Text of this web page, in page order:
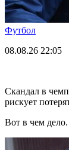
Футбол
08.08.26 22:05
Скандал в
рискует
Вот в чем дело.